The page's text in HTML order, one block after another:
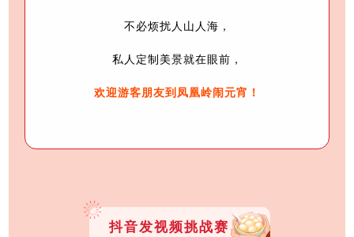
不必烦扰人山人海，
私人定制美景就在眼前，
欢迎游客朋友到凤凰岭闹元宵！
抖音发视频挑战赛